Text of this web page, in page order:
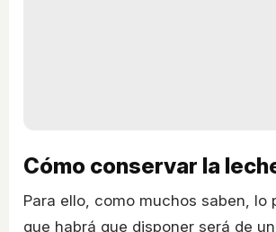
Cómo conservar la
Para ello, como muchos saben, lo
que habrá que disponer será de